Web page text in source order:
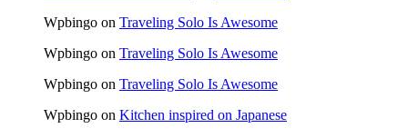
Wpbingo on Traveling Solo Is Awesome
Wpbingo on Traveling Solo Is Awesome
Wpbingo on Traveling Solo Is Awesome
Wpbingo on Kitchen inspired on Japanese